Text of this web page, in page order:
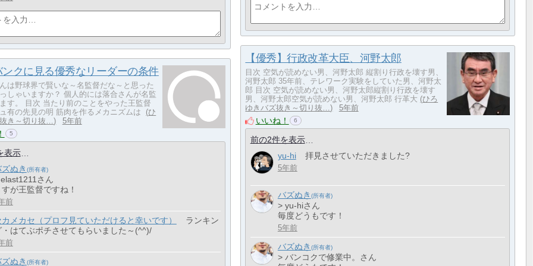
【優秀】行政改革大臣、河野太郎
目次 空気が読めない男、河野太郎 縦割り行政を壊す男、
河野太郎 35年前、テレワーク実験をしていた男、河野太
郎 目次 空気が読めない男、河野太郎縦割り行政を壊す
男、河野太郎空気が読めない男、河野太郎 行革大
ひろ
ゆきバズ抜き～切り抜…
5年前
いいね！ 6
前の2件を表示
yu-hi
拝見させていただきました?
5年前
バズぬき
> yu-hiさん
毎度どうもです！
5年前
バズぬき
> バンコクで修業中。さん
クに見る優秀なリーダーの条件
は野球界で賢いな～名監督だな～と思った
しゃいますか？ 個人的には落合さんが名監
す。 目次 当たり前のことをやった王監督
有の先見の明 筋肉を作るメカニズムは
ひ
き～切り抜…
5年前
5
表示
ぬき
さん
が王監督ですね！
前
メカセ（プロフ見ていただけると幸いです）
ランキン
・はてぶポチさせてもらいました～(^^)/
前
ぬき